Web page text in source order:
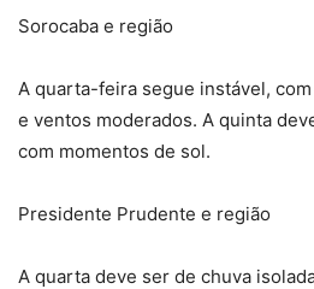
Sorocaba e região
A quarta-feira segue instável,
e ventos moderados. A quinta
com momentos de sol.
Presidente Prudente e região
A quarta deve ser de chuva